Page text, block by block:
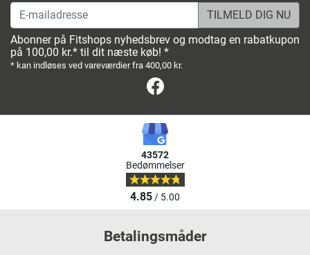
E-mailadresse
Abonner på Fitshops nyhedsbrev og modtag en rabatkupon
på 100,00 kr.* til dit næste køb! *
* kan indløses ved vareværdier fra 400,00 kr.
43572
Bedømmelser
4.85/ 5.00
Betalingsmåder